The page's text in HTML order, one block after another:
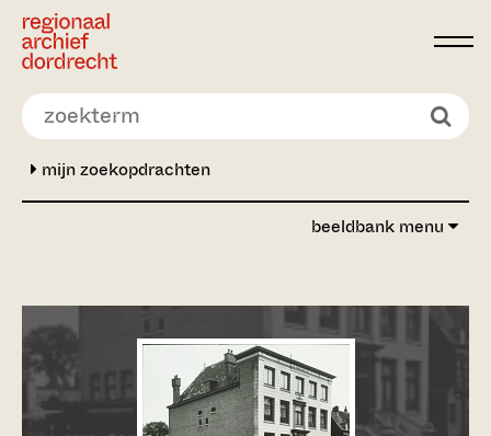
Ga direct naar de inhoud
mijn zoekopdrachten
beeldbank menu